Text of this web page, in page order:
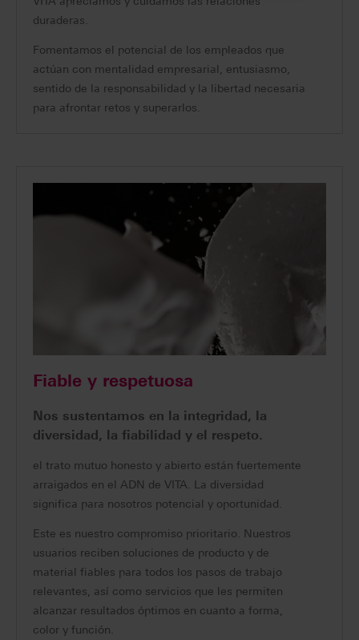
duraderas.
Fomentamos el potencial de los empleados que
actúan con mentalidad empresarial, entusiasmo,
sentido de la responsabilidad y la libertad necesaria
para afrontar retos y superarlos.
Fiable y respetuosa
Nos sustentamos en la integridad, la
diversidad, la fiabilidad y el respeto.
el trato mutuo honesto y abierto están fuertemente
arraigados en el ADN de VITA. La diversidad
significa para nosotros potencial y oportunidad.
Este es nuestro compromiso prioritario. Nuestros
usuarios reciben soluciones de producto y de
material fiables para todos los pasos de trabajo
relevantes, así como servicios que les permiten
alcanzar resultados óptimos en cuanto a forma,
color y función.